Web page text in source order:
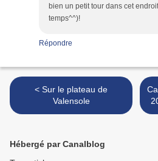
bien un petit tour dans cet
temps^^)!
Répondre
< Sur le plateau de
Valensole
Hébergé par Canalblog